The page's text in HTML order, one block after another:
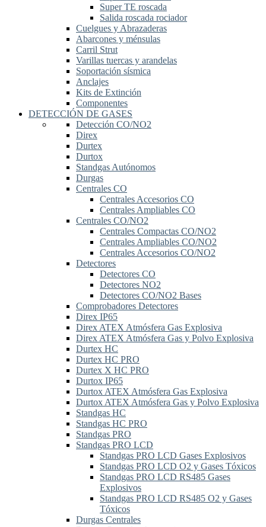
Super TE roscada
Salida roscada rociador
Cuelgues y Abrazaderas
Abarcones y ménsulas
Carril Strut
Varillas tuercas y arandelas
Soportación sísmica
Anclajes
Kits de Extinción
Componentes
DETECCIÓN DE GASES
Detección CO/NO2
Direx
Durtex
Durtox
Standgas Autónomos
Durgas
Centrales CO
Centrales Accesorios CO
Centrales Ampliables CO
Centrales CO/NO2
Centrales Compactas CO/NO2
Centrales Ampliables CO/NO2
Centrales Accesorios CO/NO2
Detectores
Detectores CO
Detectores NO2
Detectores CO/NO2 Bases
Comprobadores Detectores
Direx IP65
Direx ATEX Atmósfera Gas Explosiva
Direx ATEX Atmósfera Gas y Polvo Explosiva
Durtex HC
Durtex HC PRO
Durtex X HC PRO
Durtox IP65
Durtox ATEX Atmósfera Gas Explosiva
Durtox ATEX Atmósfera Gas y Polvo Explosiva
Standgas HC
Standgas HC PRO
Standgas PRO
Standgas PRO LCD
Standgas PRO LCD Gases Explosivos
Standgas PRO LCD O2 y Gases Tóxicos
Standgas PRO LCD RS485 Gases
Explosivos
Standgas PRO LCD RS485 O2 y Gases
Tóxicos
Durgas Centrales